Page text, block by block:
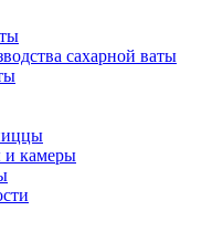
сахарной ваты
и камеры